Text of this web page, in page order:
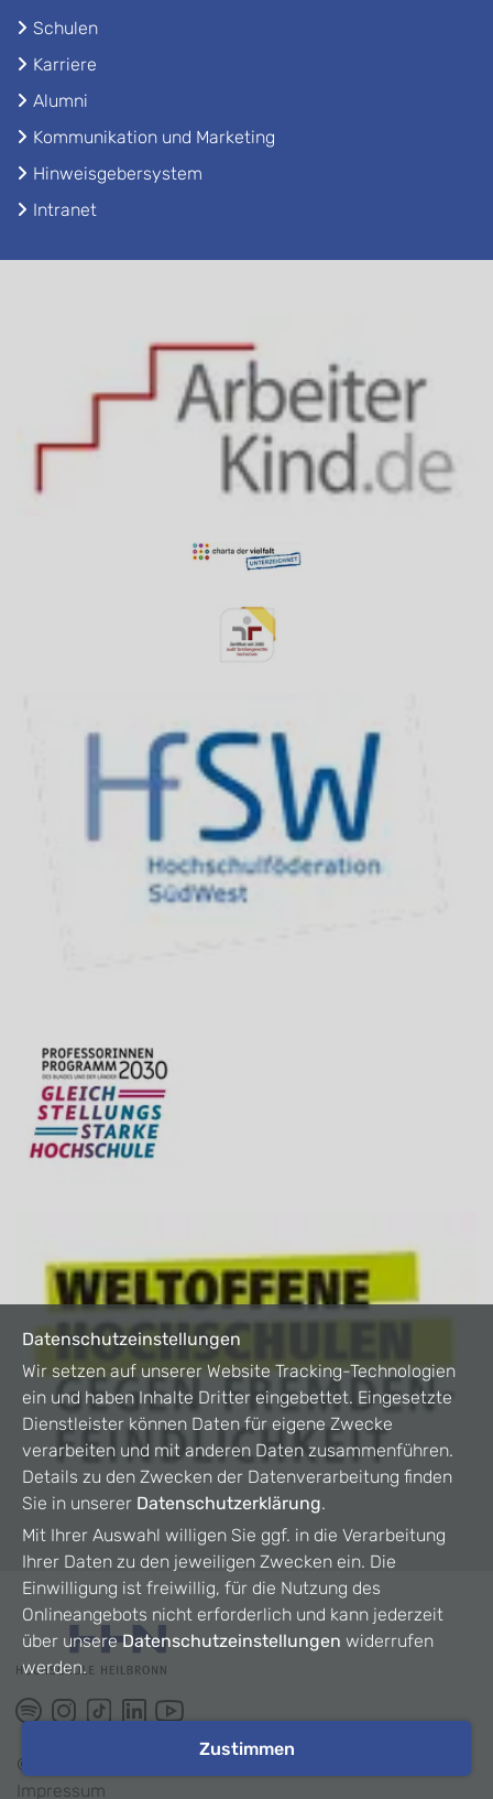
Schulen
Karriere
Alumni
Kommunikation und Marketing
Hinweisgebersystem
Intranet
©
Impressum
Datenschutzeinstellungen
Wir setzen auf unserer Website Tracking-Technologien
ein und haben Inhalte Dritter eingebettet. Eingesetzte
Dienstleister können Daten für eigene Zwecke
verarbeiten und mit anderen Daten zusammenführen.
Details zu den Zwecken der Datenverarbeitung finden
Sie in unserer Datenschutzerklärung.
Mit Ihrer Auswahl willigen Sie ggf. in die Verarbeitung
Ihrer Daten zu den jeweiligen Zwecken ein. Die
Einwilligung ist freiwillig, für die Nutzung des
Onlineangebots nicht erforderlich und kann jederzeit
über unsereDatenschutzeinstellungen widerrufen
werden.
Zustimmen